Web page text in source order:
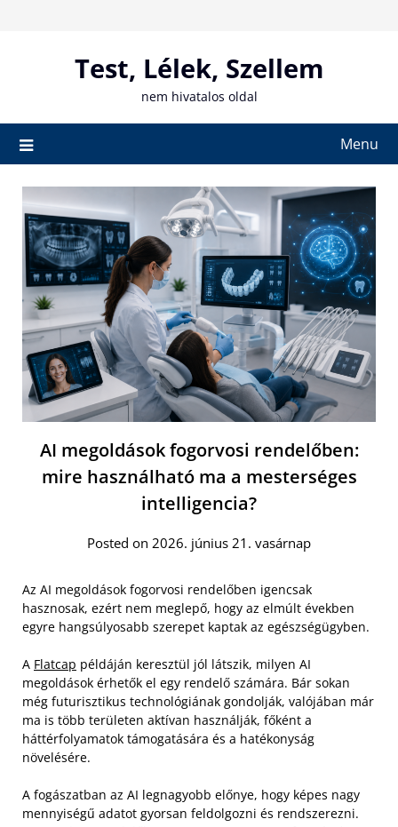
Test, Lélek, Szellem
nem hivatalos oldal
Menu
AI megoldások fogorvosi rendelőben:
mire használható ma a mesterséges
intelligencia?
Posted on 2026. június 21. vasárnap
Az AI megoldások fogorvosi rendelőben igencsak
hasznosak, ezért nem meglepő, hogy az elmúlt években
egyre hangsúlyosabb szerepet kaptak az egészségügyben.
A Flatcap példáján keresztül jól látszik, milyen AI
megoldások érhetők el egy rendelő számára. Bár sokan
még futurisztikus technológiának gondolják, valójában már
ma is több területen aktívan használják, főként a
háttérfolyamatok támogatására és a hatékonyság
növelésére.
A fogászatban az AI legnagyobb előnye, hogy képes nagy
mennyiségű adatot gyorsan feldolgozni és rendszerezni.